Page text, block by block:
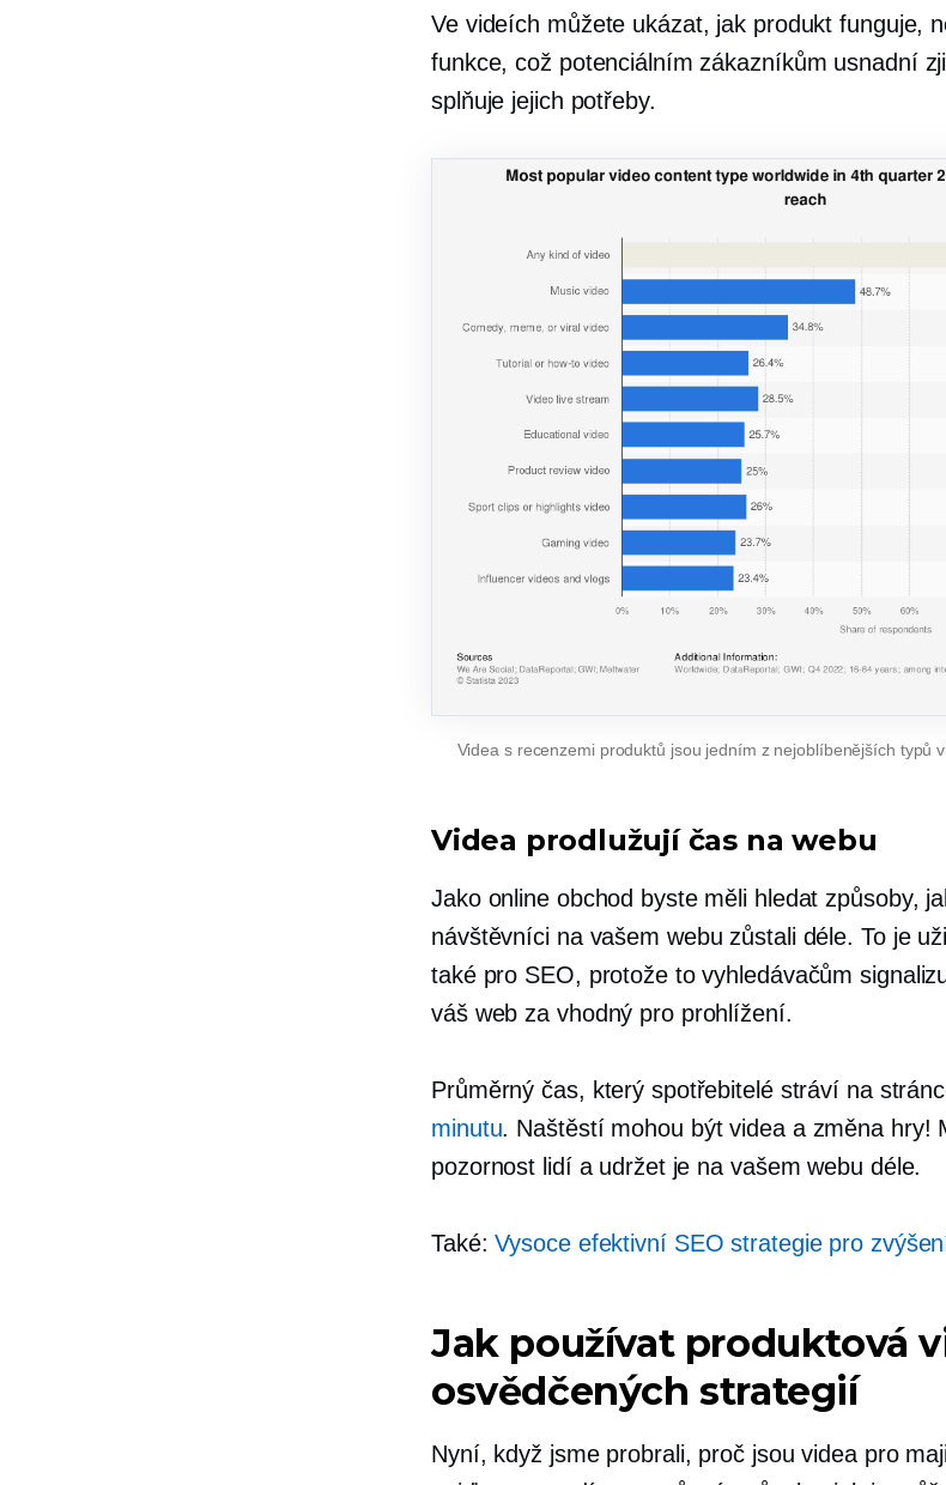
Ve videích můžete ukázat, jak produkt funguje,
funkce, což potenciálním zákazníkům usnadní
splňuje jejich potřeby.
Videa s recenzemi produktů jsou jedním z nejoblíbenějších typů
Videa prodlužují čas na webu
Jako online obchod byste měli hledat způsoby,
návštěvníci na vašem webu zůstali déle. To je
také pro SEO, protože to vyhledávačům
váš web za vhodný pro prohlížení.
Průměrný čas, který spotřebitelé stráví na
minutu. Naštěstí mohou být videa a změna hry!
pozornost lidí a udržet je na vašem webu déle.
Také:Vysoce efektivní SEO strategie pro
Jak používat produktová
osvědčených strategií
Nyní, když jsme probrali, proč jsou videa pro